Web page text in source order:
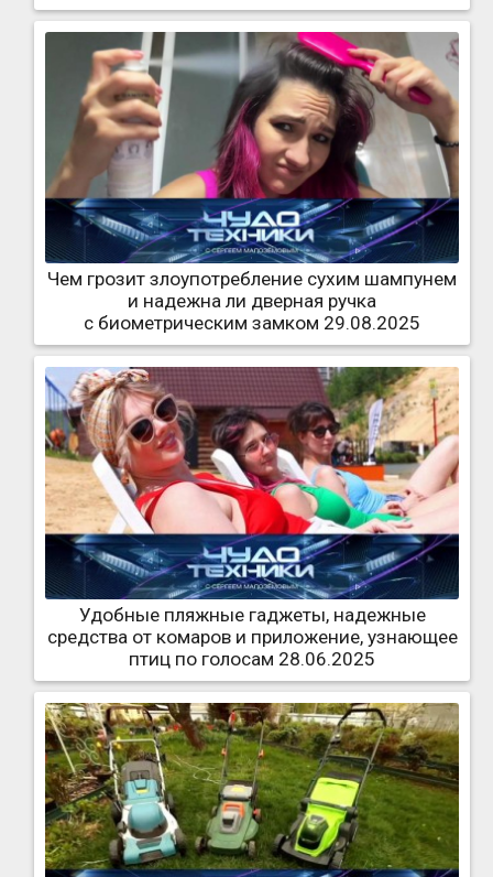
Чем грозит злоупотребление сухим шампунем
и надежна ли дверная ручка
с биометрическим замком 29.08.2025
Удобные пляжные гаджеты, надежные
средства от комаров и приложение, узнающее
птиц по голосам 28.06.2025